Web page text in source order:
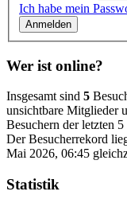
Ich habe mein
Wer ist online?
Insgesamt sind 5
unsichtbare Mitglieder
Besuchern der letzten
Der Besucherrekord
Mai 2026, 06:45
Statistik